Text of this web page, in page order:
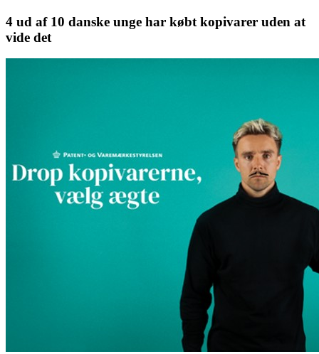
4 ud af 10 danske unge har købt kopivarer uden at
vide det